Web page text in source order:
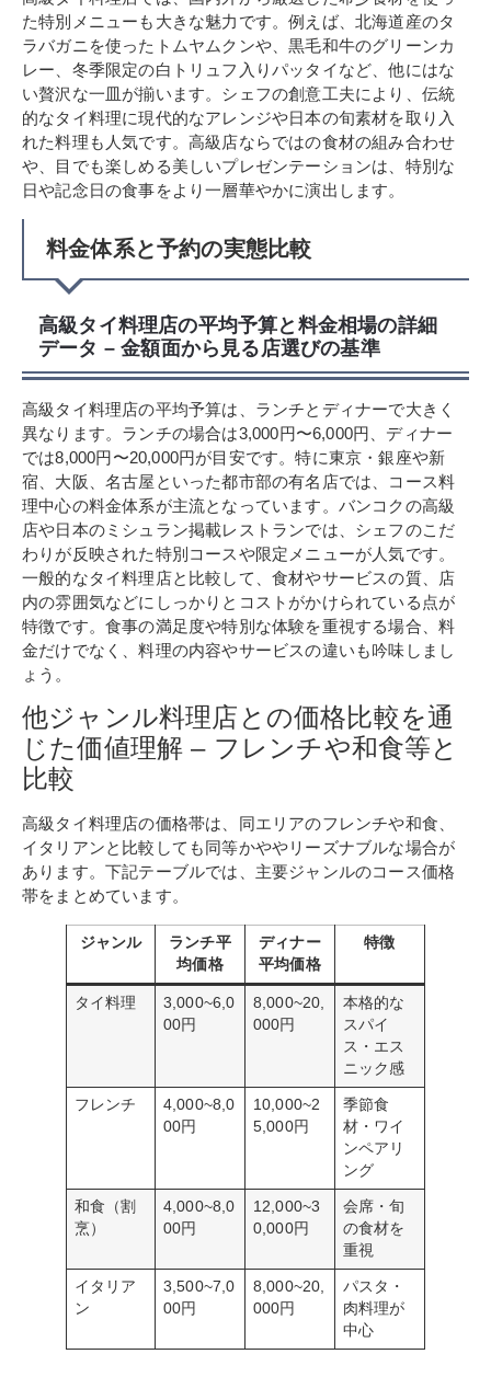
た特別メニューも大きな魅力です。例えば、北海道産のタ
ラバガニを使ったトムヤムクンや、黒毛和牛のグリーンカ
レー、冬季限定の白トリュフ入りパッタイなど、他にはな
い贅沢な一皿が揃います。シェフの創意工夫により、伝統
的なタイ料理に現代的なアレンジや日本の旬素材を取り入
れた料理も人気です。高級店ならではの食材の組み合わせ
や、目でも楽しめる美しいプレゼンテーションは、特別な
日や記念日の食事をより一層華やかに演出します。
料金体系と予約の実態比較
高級タイ料理店の平均予算と料金相場の詳細
データ – 金額面から見る店選びの基準
高級タイ料理店の平均予算は、ランチとディナーで大きく
異なります。ランチの場合は3,000円〜6,000円、ディナー
では8,000円〜20,000円が目安です。特に東京・銀座や新
宿、大阪、名古屋といった都市部の有名店では、コース料
理中心の料金体系が主流となっています。バンコクの高級
店や日本のミシュラン掲載レストランでは、シェフのこだ
わりが反映された特別コースや限定メニューが人気です。
一般的なタイ料理店と比較して、食材やサービスの質、店
内の雰囲気などにしっかりとコストがかけられている点が
特徴です。食事の満足度や特別な体験を重視する場合、料
金だけでなく、料理の内容やサービスの違いも吟味しまし
ょう。
他ジャンル料理店との価格比較を通
じた価値理解 – フレンチや和食等と
比較
高級タイ料理店の価格帯は、同エリアのフレンチや和食、
イタリアンと比較しても同等かややリーズナブルな場合が
あります。下記テーブルでは、主要ジャンルのコース価格
帯をまとめています。
ジャンル
ランチ平
均価格
ディナー
平均価格
特徴
タイ料理
3,000~6,0
00円
8,000~20,
000円
本格的な
スパイ
ス・エス
ニック感
フレンチ
4,000~8,0
00円
10,000~2
5,000円
季節食
材・ワイ
ンペアリ
ング
和食（割
烹）
4,000~8,0
00円
12,000~3
0,000円
会席・旬
の食材を
重視
イタリア
ン
3,500~7,0
00円
8,000~20,
000円
パスタ・
肉料理が
中心